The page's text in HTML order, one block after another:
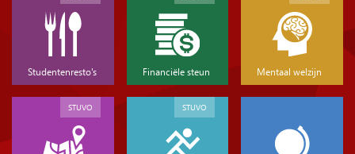
Studentenresto's Financiële steun Mentaal welzijn
STUVO STUVO